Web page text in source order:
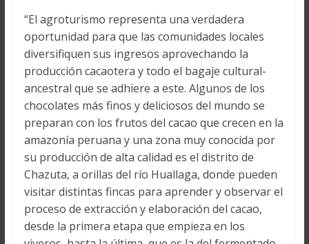
“El agroturismo representa una verdadera
oportunidad para que las comunidades locales
diversifiquen sus ingresos aprovechando la
producción cacaotera y todo el bagaje cultural-
ancestral que se adhiere a este. Algunos de los
chocolates más finos y deliciosos del mundo se
preparan con los frutos del cacao que crecen en la
amazonía peruana y una zona muy conocida por
su producción de alta calidad es el distrito de
Chazuta, a orillas del río Huallaga, donde pueden
visitar distintas fincas para aprender y observar el
proceso de extracción y elaboración del cacao,
desde la primera etapa que empieza en los